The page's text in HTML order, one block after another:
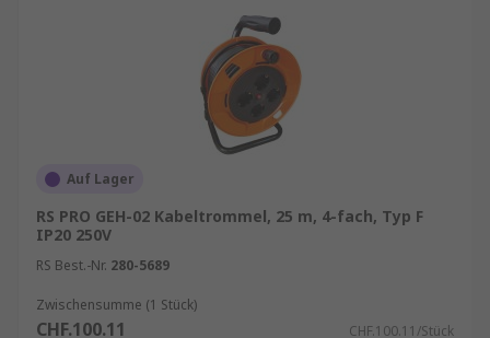
Überspannungsschutz
verschiedene Mantelmaterial wie z. B.
, etc.
sowie nachhaltige Produkte, unsere
Better-World-Produkte
Informationen zur spätesten Bestelluhrzeit für
eine garantierte Lieferung am nächsten Werktag
sowie zum Mindestbestellwert für eine
kostenfreie Lieferung finden Sie auf der
Ansprechpartner für das Bestandsmanagement
Auf Lager
RS PRO GEH-02 Kabeltrommel, 25 m, 4-fach, Typ F
IP20 250V
RS Best.-Nr. 280-5689
Zwischensumme (1 Stück)
CHF.100.11 CHF.100.11/Stück